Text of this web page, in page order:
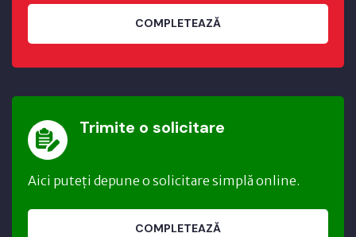
COMPLETEAZĂ
Trimite o solicitare
Aici puteți depune o solicitare simplă online.
COMPLETEAZĂ